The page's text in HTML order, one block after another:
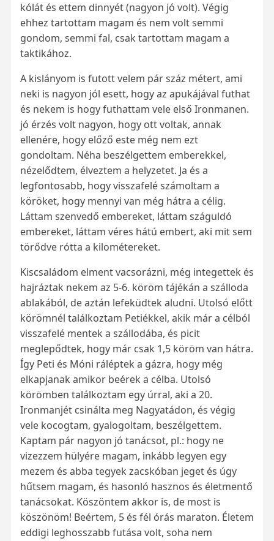
kólát és ettem dinnyét (nagyon jó volt). Végig
ehhez tartottam magam és nem volt semmi
gondom, semmi fal, csak tartottam magam a
taktikához.
A kislányom is futott velem pár száz métert, ami
neki is nagyon jól esett, hogy az apukájával futhat
és nekem is hogy futhattam vele első Ironmanen.
jó érzés volt nagyon, hogy ott voltak, annak
ellenére, hogy előző este még nem ezt
gondoltam. Néha beszélgettem emberekkel,
nézelődtem, élveztem a helyzetet. Ja és a
legfontosabb, hogy visszafelé számoltam a
köröket, hogy mennyi van még hátra a célig.
Láttam szenvedő embereket, láttam száguldó
embereket, láttam véres hátú embert, aki mit sem
törődve rótta a kilométereket.
Kiscsaládom elment vacsorázni, még integettek és
hajráztak nekem az 5-6. köröm tájékán a szálloda
ablakából, de aztán lefeküdtek aludni. Utolsó előtt
körömnél találkoztam Petiékkel, akik már a célból
visszafelé mentek a szállodába, és picit
meglepődtek, hogy már csak 1,5 köröm van hátra.
Így Peti és Móni ráléptek a gázra, hogy még
elkapjanak amikor beérek a célba. Utolsó
körömben találkoztam egy úrral, aki a 20.
Ironmanjét csinálta meg Nagyatádon, és végig
vele kocogtam, gyalogoltam, beszélgettem.
Kaptam pár nagyon jó tanácsot, pl.: hogy ne
vizezzem hülyére magam, inkább legyen egy
mezem és abba tegyek zacskóban jeget és úgy
hűtsem magam, és hasonló hasznos és életmentő
tanácsokat. Köszöntem akkor is, de most is
köszönöm! Beértem, 5 és fél órás maraton. Életem
eddigi leghosszabb futása volt, soha nem